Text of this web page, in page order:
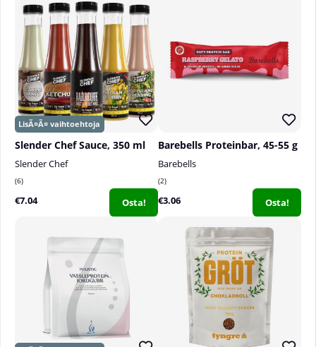
Slender Chef Sauce, 350 ml
Slender Chef
6
€7.04 Osta!
Barebells Proteinbar, 45-55 g
Barebells
2
€3.06 Osta!